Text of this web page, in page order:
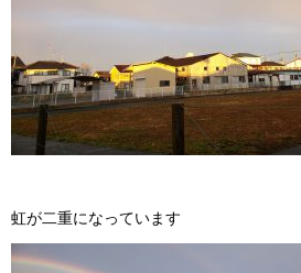
虹が二重になっています